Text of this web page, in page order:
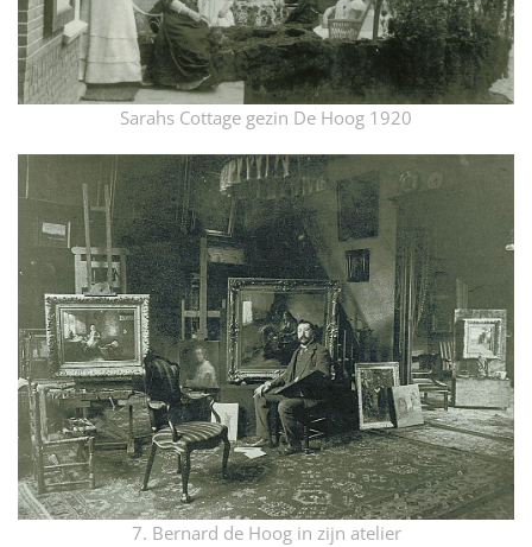
Sarahs Cottage gezin De Hoog 1920
7. Bernard de Hoog in zijn atelier